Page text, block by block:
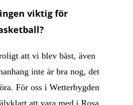
viktig för
att vi blev bäst, även
inte är bra nog, det
För oss i Wetterbygden
att vara med i Rosa